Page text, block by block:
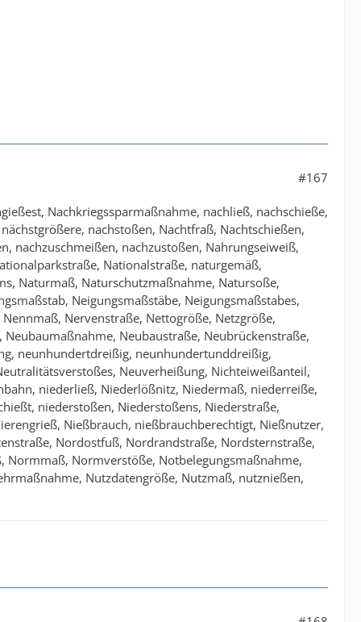
#167
Nachkriegssparmaßnahme, nachließ, nachschieße,
nachstoßen, Nachtfraß, Nachtschießen,
nachzuschmeißen, nachzustoßen, Nahrungseiweiß,
Nationalstraße, naturgemäß,
Naturmaß, Naturschutzmaßnahme, Natursoße,
Neigungsmaßstäbe, Neigungsmaßstabes,
Nervenstraße, Nettogröße, Netzgröße,
Neubaustraße, Neubrückenstraße,
neunhundertdreißig, neunhundertunddreißig,
Neuverheißung, Nichteiweißanteil,
niederließ, Niederlößnitz, Niedermaß, niederreiße,
niederstoßen, Niederstoßens, Niederstraße,
Nießbrauch, nießbrauchberechtigt, Nießnutzer,
Nordostfuß, Nordrandstraße, Nordsternstraße,
Normverstöße, Notbelegungsmaßnahme,
Nutzdatengröße, Nutzmaß, nutznießen,